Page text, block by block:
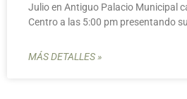
Julio en Antiguo Palacio Municipal
Centro a las 5:00 pm presentando
MÁS DETALLES »